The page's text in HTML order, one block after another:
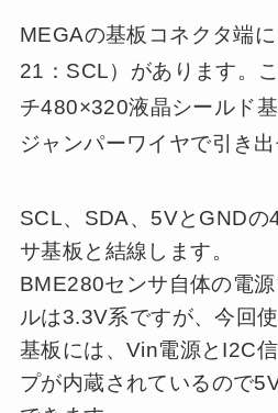
MEGAの基板コネクタ端
21：SCL）があります。
チ480×320液晶シールド
ジャンパーワイヤで引き出
SCL、SDA、5VとGNDの
サ基板と結線します。
BME280センサ自体の電
ルは3.3V系ですが、今回
基板には、Vin電源とI2C
プが内蔵されているので